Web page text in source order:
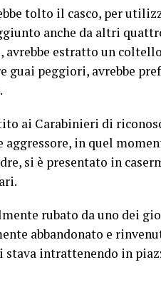
tolto il casco, per
anche da altri
estratto un
peggiori, avrebbe
ai Carabinieri di
aggressore, in quel
si è presentato in
rubato da uno dei
abbandonato e
intrattenendo in